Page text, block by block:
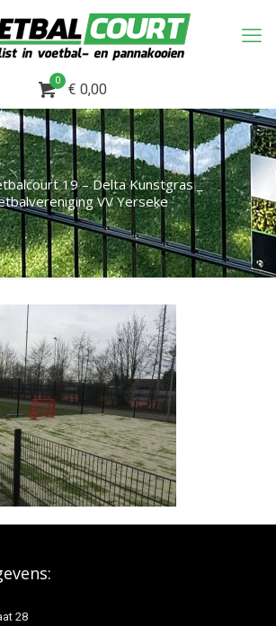
0
€ 0,00
19 – Delta Kunstgras _
VV Yerseke
28